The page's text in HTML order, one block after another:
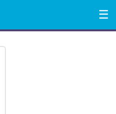
Menu